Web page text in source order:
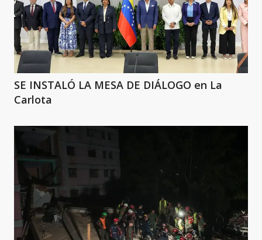
SE INSTALÓ LA MESA DE DIÁLOGO en La
Carlota